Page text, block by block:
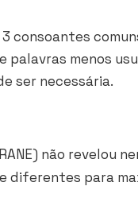
consoantes
menos
ser necessária.
não revelou
diferentes para